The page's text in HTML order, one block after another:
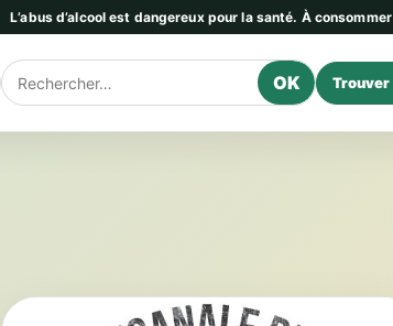
L’abus d’alcool est dangereux pour la santé. À
Rechercher OK Trouver